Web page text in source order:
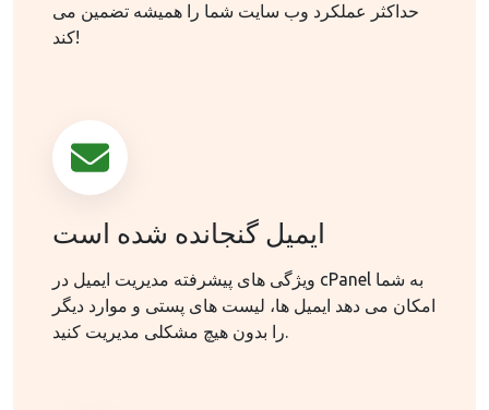
حداکثر عملکرد وب سایت شما را همیشه تضمین می
کند!
ایمیل گنجانده شده است
ویژگی های پیشرفته مدیریت ایمیل در cPanel به شما
امکان می دهد ایمیل ها، لیست های پستی و موارد دیگر
را بدون هیچ مشکلی مدیریت کنید.